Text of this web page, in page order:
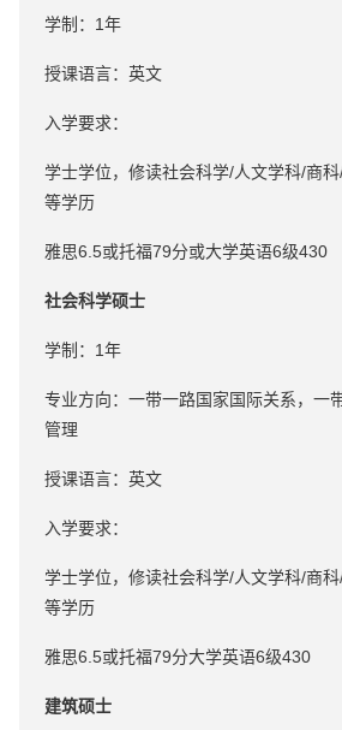
学制：1年
授课语言：英文
入学要求：
学士学位，修读社会科学/人文学科/商
等学历
雅思6.5或托福79分或大学英语6级430
社会科学硕士
学制：1年
专业方向：一带一路国家国际关系，一
管理
授课语言：英文
入学要求：
学士学位，修读社会科学/人文学科/商
等学历
雅思6.5或托福79分大学英语6级430
建筑硕士